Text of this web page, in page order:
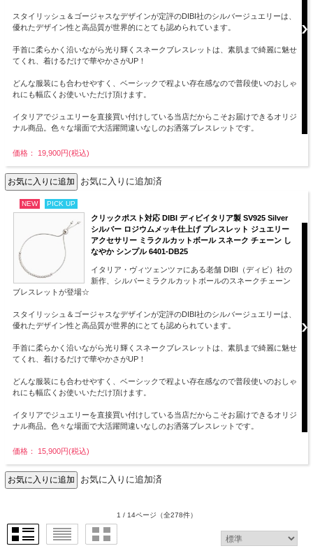
スタイリッシュ＆ゴージャスなデザインが定評のDIBI社のシルバージュエリーは、
優れたデザイン性と高品質が世界的にとても認められています。
手首に柔らかく沿いながら光り輝くスネークブレスレットは、素肌まで綺麗に魅せ
てくれ、着けるだけで華やかさがUP！
どんな服装にも合わせやすく、ベーシックで程よい存在感なので普段使いのおしゃ
れにも幅広くお使いいただけ頂けます。
イタリアでジュエリーを直接買い付けしている当店だからこそお届けできるオリジ
ナル商品。色々な場面で大活躍間違いなしのお洒落ブレスレットです。
価格： 19,900円(税込)
お気に入りに追加済
NEW PICK UP
クリックポスト対応 DIBI ディビイタリア製 SV925 Silver
シルバー ロジウムメッキ仕上げ ブレスレット ジュエリー
アクセサリー ミラクルカットボール スネーク チェーン し
なやか シンプル 6401-DB25
イタリア・ヴィツェンツァにある老舗 DIBI（ディビ）社の
新作、シルバーミラクルカットボールのスネークチェーン
ブレスレットが登場☆
スタイリッシュ＆ゴージャスなデザインが定評のDIBI社のシルバージュエリーは、
優れたデザイン性と高品質が世界的にとても認められています。
手首に柔らかく沿いながら光り輝くスネークブレスレットは、素肌まで綺麗に魅せ
てくれ、着けるだけで華やかさがUP！
どんな服装にも合わせやすく、ベーシックで程よい存在感なので普段使いのおしゃ
れにも幅広くお使いいただけ頂けます。
イタリアでジュエリーを直接買い付けしている当店だからこそお届けできるオリジ
ナル商品。色々な場面で大活躍間違いなしのお洒落ブレスレットです。
価格： 15,900円(税込)
お気に入りに追加済
1 / 14ページ （全278件）